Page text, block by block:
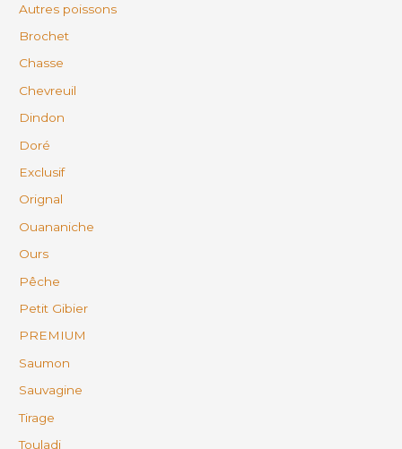
Autres poissons
Brochet
Chasse
Chevreuil
Dindon
Doré
Exclusif
Orignal
Ouananiche
Ours
Pêche
Petit Gibier
PREMIUM
Saumon
Sauvagine
Tirage
Touladi